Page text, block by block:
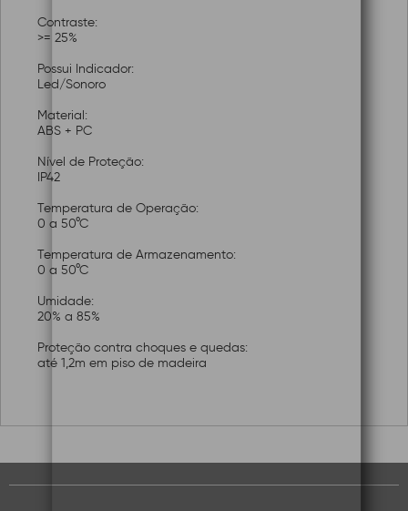
Contraste:
>= 25%
Possui Indicador:
Led/Sonoro
Material:
ABS + PC
Nível de Proteção:
IP42
Temperatura de Operação:
0 a 50°C
Temperatura de Armazenamento:
0 a 50°C
Umidade:
20% a 85%
Proteção contra choques e quedas:
até 1,2m em piso de madeira